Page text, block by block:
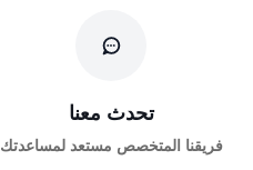
تحدث معنا
فريقنا المتخصص مستعد لمساعدتك